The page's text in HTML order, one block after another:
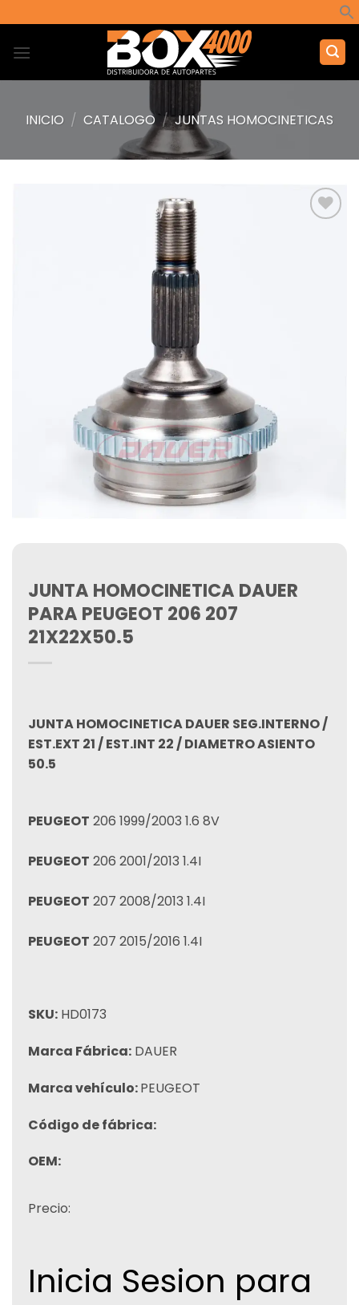
al
contenido
INICIO / CATALOGO / JUNTAS HOMOCINETICAS
JUNTA HOMOCINETICA DAUER
PARA PEUGEOT 206 207
21X22X50.5
JUNTA HOMOCINETICA DAUER SEG.INTERNO /
EST.EXT 21 / EST.INT 22 / DIAMETRO ASIENTO
50.5
PEUGEOT 206 1999/2003 1.6 8V
PEUGEOT 206 2001/2013 1.4I
PEUGEOT 207 2008/2013 1.4I
PEUGEOT 207 2015/2016 1.4I
SKU: HD0173
Marca Fábrica: DAUER
Marca vehículo:PEUGEOT
Código de fábrica:
OEM:
Precio:
Inicia Sesion para